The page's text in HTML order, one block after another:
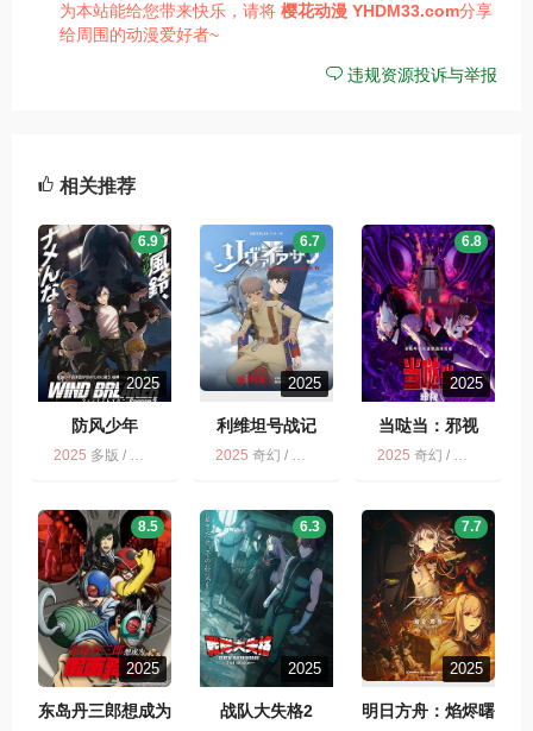
为本站能给您带来快乐，请将 樱花动漫 YHDM33.com分享
给周围的动漫爱好者~
违规资源投诉与举报
相关推荐
2025
防风少年
6.9
2025 多版 / 剧情 / 动画 / 动作
2025
利维坦号战记
6.7
2025 奇幻 / 剧情 / 科幻 / 动画 / 战争 / 动作 / NETFLIX / 历史
2025
当哒当：邪视
6.8
2025 奇幻 / 多版 / 喜剧 / 动画 / 动作
2025
东岛丹三郎想成为
8.5
2025
战队大失格2
6.3
2025
明日方舟：焰烬曙
7.7